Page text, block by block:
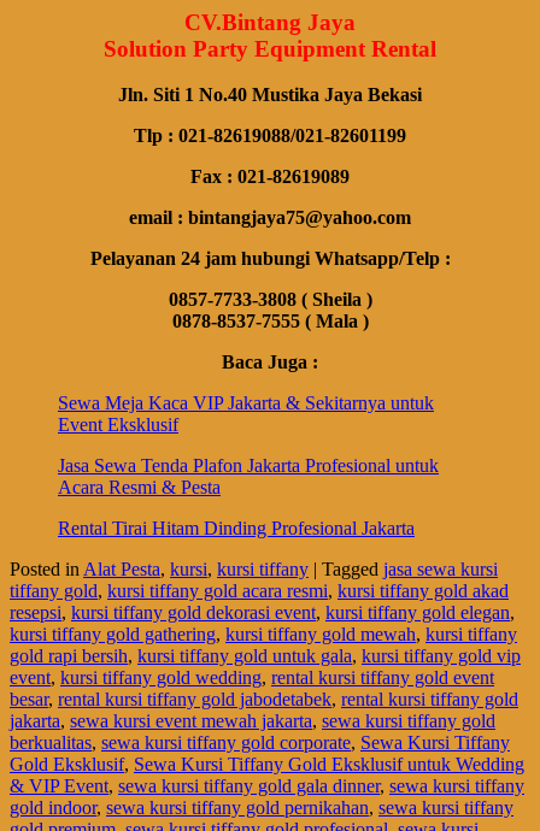
CV.Bintang Jaya
Solution Party Equipment Rental
Jln. Siti 1 No.40 Mustika Jaya Bekasi
Tlp : 021-82619088/021-82601199
Fax : 021-82619089
email : bintangjaya75@yahoo.com
Pelayanan 24 jam hubungi Whatsapp/Telp :
0857-7733-3808 ( Sheila )
0878-8537-7555 ( Mala )
Baca Juga :
Sewa Meja Kaca VIP Jakarta & Sekitarnya untuk
Event Eksklusif
Jasa Sewa Tenda Plafon Jakarta Profesional untuk
Acara Resmi & Pesta
Rental Tirai Hitam Dinding Profesional Jakarta
Posted in Alat Pesta, kursi, kursi tiffany | Tagged jasa sewa kursi
tiffany gold, kursi tiffany gold acara resmi, kursi tiffany gold akad
resepsi, kursi tiffany gold dekorasi event, kursi tiffany gold elegan,
kursi tiffany gold gathering, kursi tiffany gold mewah, kursi tiffany
gold rapi bersih, kursi tiffany gold untuk gala, kursi tiffany gold vip
event, kursi tiffany gold wedding, rental kursi tiffany gold event
besar, rental kursi tiffany gold jabodetabek, rental kursi tiffany gold
jakarta, sewa kursi event mewah jakarta, sewa kursi tiffany gold
berkualitas, sewa kursi tiffany gold corporate, Sewa Kursi Tiffany
Gold Eksklusif, Sewa Kursi Tiffany Gold Eksklusif untuk Wedding
& VIP Event, sewa kursi tiffany gold gala dinner, sewa kursi tiffany
gold indoor, sewa kursi tiffany gold pernikahan, sewa kursi tiffany